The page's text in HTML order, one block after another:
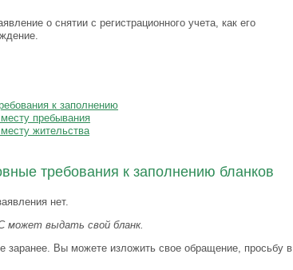
о снятии с регистрационного учета, как его
к заполнению
пребывания
жительства
требования к заполнению бланков
нет.
выдать свой бланк.
заранее. Вы можете изложить свое обращение, просьбу в